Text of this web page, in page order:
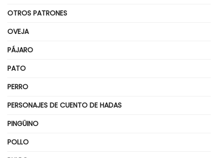
OTROS PATRONES
OVEJA
PÁJARO
PATO
PERRO
PERSONAJES DE CUENTO DE HADAS
PINGÜINO
POLLO